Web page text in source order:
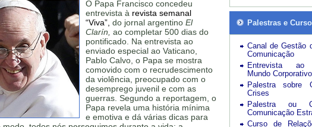
O Papa Francisco concedeu
entrevista à revista semanal
“Viva”, do jornal argentino El
Clarín, ao completar 500 dias do
pontificado. Na entrevista ao
enviado especial ao Vaticano,
Pablo Calvo, o Papa se mostra
comovido com o recrudescimento
da violência, preocupado com o
desemprego juvenil e com as
guerras. Segundo a reportagem, o
Papa revela uma história mínima
e emotiva e dá várias dicas para
Palestras e
Canal de Gestão
Comunicação
Entrevista ao
Mundo
Palestra sobre
Crises
Palestra ou
Comunicação
Curso de